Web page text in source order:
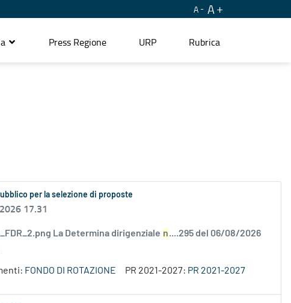
A A
Press Regione URP Rubrica
per la selezione di proposte
17.31
La Determina dirigenziale n....295 del 06/08/2026
FONDO DI ROTAZIONE PR 2021-2027: PR 2021-2027